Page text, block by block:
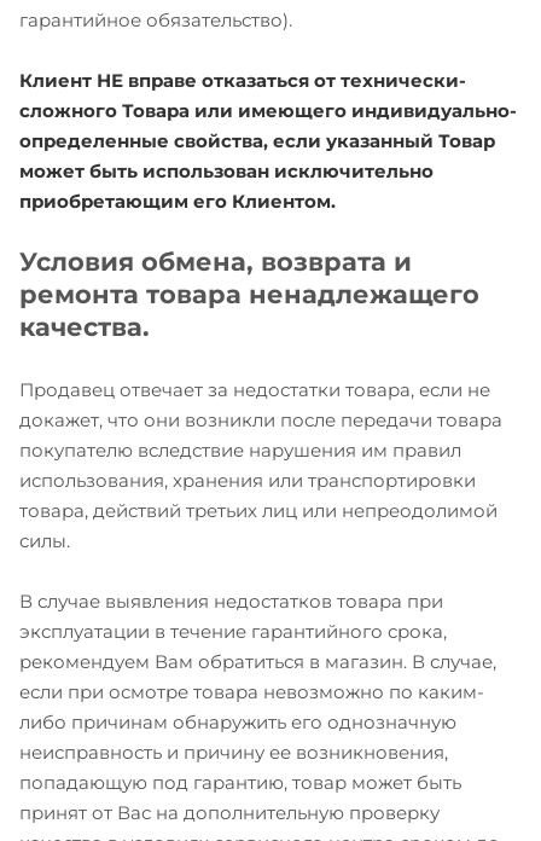
гарантийное обязательство).
Клиент НЕ вправе отказаться от технически-
сложного Товара или имеющего индивидуально-
определенные свойства, если указанный Товар
может быть использован исключительно
приобретающим его Клиентом.
Условия обмена, возврата и
ремонта товара ненадлежащего
качества.
Продавец отвечает за недостатки товара, если не
докажет, что они возникли после передачи товара
покупателю вследствие нарушения им правил
использования, хранения или транспортировки
товара, действий третьих лиц или непреодолимой
силы.
В случае выявления недостатков товара при
эксплуатации в течение гарантийного срока,
рекомендуем Вам обратиться в магазин. В случае,
если при осмотре товара невозможно по каким-
либо причинам обнаружить его однозначную
неисправность и причину ее возникновения,
попадающую под гарантию, товар может быть
принят от Вас на дополнительную проверку